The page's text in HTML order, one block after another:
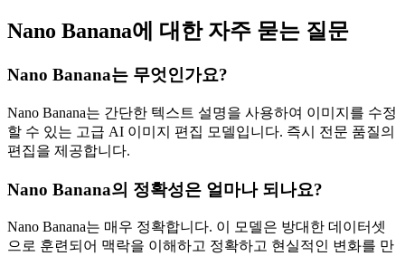
Nano Banana에 대한 자주 묻는 질문
Nano Banana는 무엇인가요?
Nano Banana는 간단한 텍스트 설명을 사용하여 이미지를 수정
할 수 있는 고급 AI 이미지 편집 모델입니다. 즉시 전문 품질의
편집을 제공합니다.
Nano Banana의 정확성은 얼마나 되나요?
Nano Banana는 매우 정확합니다. 이 모델은 방대한 데이터셋
으로 훈련되어 맥락을 이해하고 정확하고 현실적인 변화를 만